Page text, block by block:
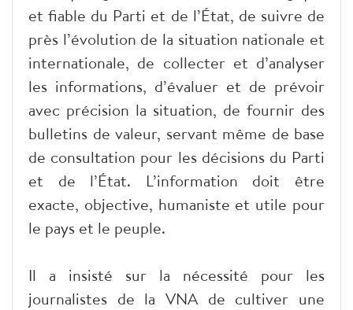
et fiable du Parti et de l’État, de suivre de
près l’évolution de la situation nationale et
internationale, de collecter et d’analyser
les informations, d’évaluer et de prévoir
avec précision la situation, de fournir des
bulletins de valeur, servant même de base
de consultation pour les décisions du Parti
et de l’État. L’information doit être
exacte, objective, humaniste et utile pour
le pays et le peuple.
Il a insisté sur la nécessité pour les
journalistes de la VNA de cultiver une